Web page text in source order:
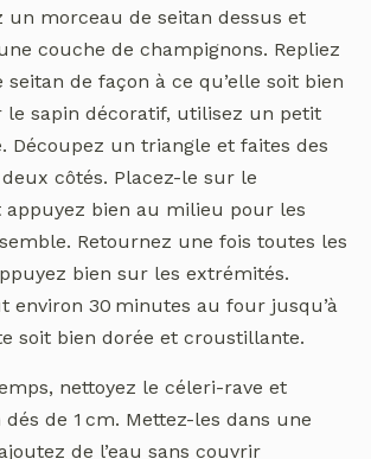
un morceau de seitan dessus et
couche de champignons. Repliez
de façon à ce qu’elle soit bien
le sapin décoratif, utilisez un petit
Découpez un triangle et faites des
côtés. Placez-le sur le
appuyez bien au milieu pour les
Retournez une fois toutes les
bien sur les extrémités.
environ 30 minutes au four jusqu’à
soit bien dorée et croustillante.
nettoyez le céleri-rave et
de 1 cm. Mettez-les dans une
de l’eau sans couvrir